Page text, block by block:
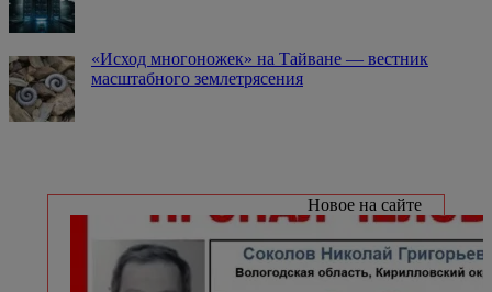
«Исход многоножек» на Тайване — вестник
масштабного землетрясения
Новое на сайте